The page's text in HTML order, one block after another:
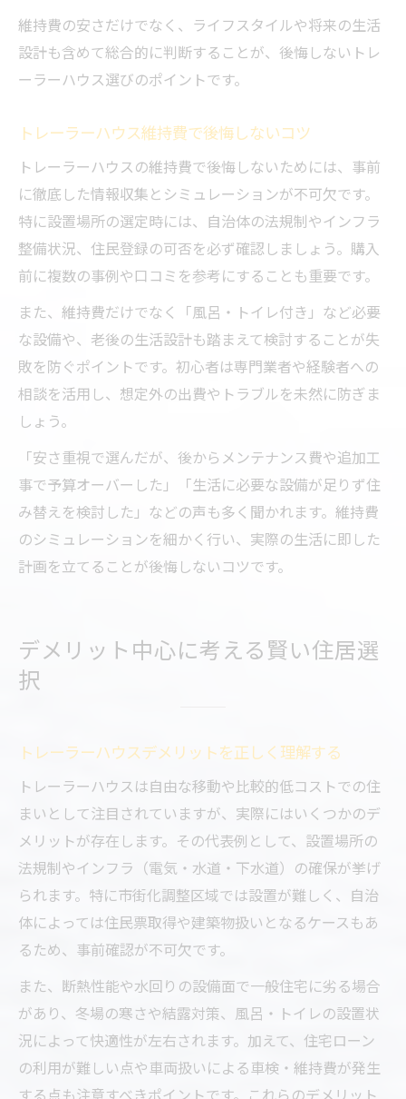
維持費の安さだけでなく、ライフスタイルや将来の生活
設計も含めて総合的に判断することが、後悔しないトレ
ーラーハウス選びのポイントです。
トレーラーハウス維持費で後悔しないコツ
トレーラーハウスの維持費で後悔しないためには、事前
に徹底した情報収集とシミュレーションが不可欠です。
特に設置場所の選定時には、自治体の法規制やインフラ
整備状況、住民登録の可否を必ず確認しましょう。購入
前に複数の事例や口コミを参考にすることも重要です。
また、維持費だけでなく「風呂・トイレ付き」など必要
な設備や、老後の生活設計も踏まえて検討することが失
敗を防ぐポイントです。初心者は専門業者や経験者への
相談を活用し、想定外の出費やトラブルを未然に防ぎま
しょう。
「安さ重視で選んだが、後からメンテナンス費や追加工
事で予算オーバーした」「生活に必要な設備が足りず住
み替えを検討した」などの声も多く聞かれます。維持費
のシミュレーションを細かく行い、実際の生活に即した
計画を立てることが後悔しないコツです。
デメリット中心に考える賢い住居選
択
トレーラーハウスデメリットを正しく理解する
トレーラーハウスは自由な移動や比較的低コストでの住
まいとして注目されていますが、実際にはいくつかのデ
メリットが存在します。その代表例として、設置場所の
法規制やインフラ（電気・水道・下水道）の確保が挙げ
られます。特に市街化調整区域では設置が難しく、自治
体によっては住民票取得や建築物扱いとなるケースもあ
るため、事前確認が不可欠です。
また、断熱性能や水回りの設備面で一般住宅に劣る場合
があり、冬場の寒さや結露対策、風呂・トイレの設置状
況によって快適性が左右されます。加えて、住宅ローン
の利用が難しい点や車両扱いによる車検・維持費が発生
する点も注意すべきポイントです。これらのデメリット